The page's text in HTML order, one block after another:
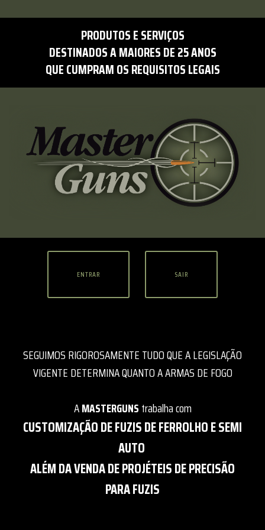
PRODUTOS E SERVIÇOS
DESTINADOS A MAIORES DE 25 ANOS
QUE CUMPRAM OS REQUISITOS LEGAIS
ENTRAR SAIR
SEGUIMOS RIGOROSAMENTE TUDO QUE A LEGISLAÇÃO
VIGENTE DETERMINA QUANTO A ARMAS DE FOGO
AMASTERGUNS trabalha com
CUSTOMIZAÇÃO DE FUZIS DE FERROLHO E SEMI
AUTO
ALÉM DA VENDA DE PROJÉTEIS DE PRECISÃO
PARA FUZIS